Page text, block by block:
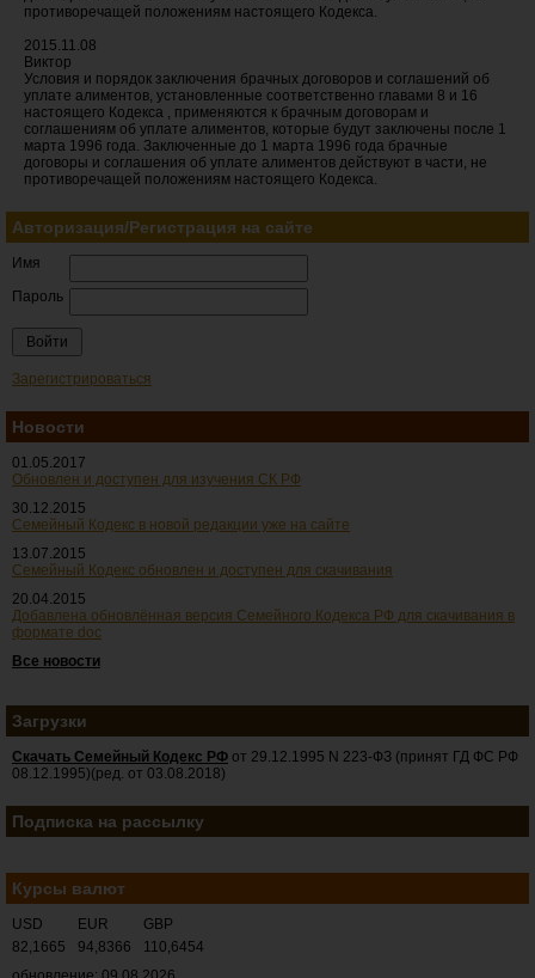
противоречащей положениям настоящего Кодекса.
2015.11.08
Виктор
Условия и порядок заключения брачных договоров и соглашений об
уплате алиментов, установленные соответственно главами 8 и 16
настоящего Кодекса , применяются к брачным договорам и
соглашениям об уплате алиментов, которые будут заключены после 1
марта 1996 года. Заключенные до 1 марта 1996 года брачные
договоры и соглашения об уплате алиментов действуют в части, не
противоречащей положениям настоящего Кодекса.
Авторизация/Регистрация на сайте
Имя
Пароль
Зарегистрироваться
Новости
01.05.2017
Обновлен и доступен для изучения СК РФ
30.12.2015
Семейный Кодекс в новой редакции уже на сайте
13.07.2015
Семейный Кодекс обновлен и доступен для скачивания
20.04.2015
Добавлена обновлённая версия Семейного Кодекса РФ для скачивания в
формате doc
Все новости
Загрузки
Скачать Семейный Кодекс РФ от 29.12.1995 N 223-ФЗ (принят ГД ФС РФ
08.12.1995)(ред. от 03.08.2018)
Подписка на рассылку
Курсы валют
USD EUR
GBP
82,1665
94,8366
110,6454